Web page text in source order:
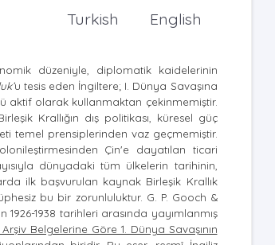
English
Turkish
düzeniyle, diplomatik kaidelerinin
u tesis eden İngiltere; I. Dünya Savaşına
aktif olarak kullanmaktan çekinmemiştir.
Krallığın dış politikası, küresel güç
temel prensiplerinden vaz geçmemiştir.
Çin'e dayatılan ticari
dünyadaki tüm ülkelerin tarihinin,
ilk başvurulan kaynak Birleşik Krallık
bu bir zorunluluktur. G. P. Gooch &
1926-1938 tarihleri arasında yayımlanmış
Belgelerine Göre 1. Dünya Savaşının